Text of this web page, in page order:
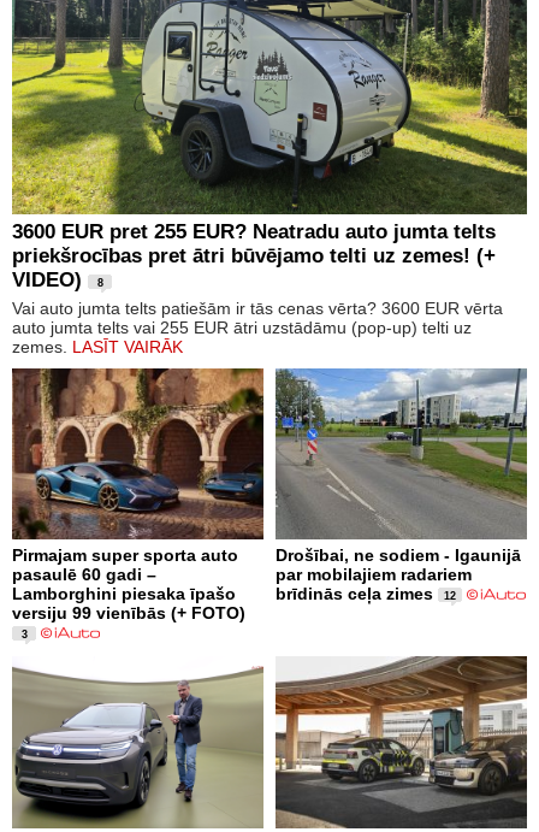
3600 EUR pret 255 EUR? Neatradu auto jumta telts
priekšrocības pret ātri būvējamo telti uz zemes! (+
VIDEO)
8
Vai auto jumta telts patiešām ir tās cenas vērta? 3600 EUR vērta
auto jumta telts vai 255 EUR ātri uzstādāmu (pop-up) telti uz
zemes. LASĪT VAIRĀK
Pirmajam super sporta auto
pasaulē 60 gadi –
Lamborghini piesaka īpašo
versiju 99 vienībās (+ FOTO)
3
Drošībai, ne sodiem - Igaunijā
par mobilajiem radariem
brīdinās ceļa zimes
12